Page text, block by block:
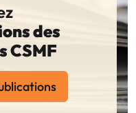
des
CSMF